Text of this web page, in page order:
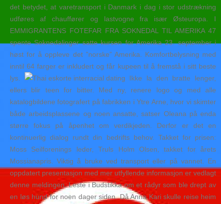
det betydet, at varetransport i Danmark i dag i stor udstrækning
udføres af chauffører og lastvogne fra især Østeuropa. I
EMMIGRANTENS FOTEFAR FRA SOKNEDAL TIL AMERIKA 47
spente Soknedalinger satte kursen for Amerika 23. september i
høst for å oppleve det ”norske” Amerika. Komfortbelysning med
inntil 64 farger er inkludert og får kupeen til å fremstå i sitt beste
lys.
Ikke la den bratte lenger,
ellers blir teen for bitter. Med ny, renere logo og med alle
katalogbildene fotografert på fabrikken i Ytre Arne, hvor vi skimter
både arbeidsplassene og noen ansatte, satser Oleana på enda
større fokus på åpenhet om verdikjeden. Derfor er det en
kontinuerlig dialog rundt din bedrifts behov. Takket for prisen:
Moss Seilforenings leder, Truls Holm Olsen, takket for årets
Mossianapris. Viktig å bruke ved transport eller på vannet. En
oppdatert presentasjon med mer utfyllende informasjon er vedlagt
denne meldingen. Leste i Budstikka om et rådyr som ble drept av
en løs hund for noen dager siden. Då Anna Kari skulle reise heim